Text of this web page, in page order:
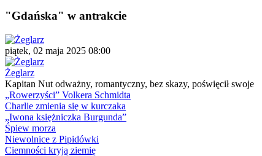
"Gdańska" w antrakcie
piątek, 02 maja 2025 08:00
Żeglarz
Kapitan Nut odważny, romantyczny, bez skazy, poświęcił swoje
„Rowerzyści” Volkera Schmidta
Charlie zmienia się w kurczaka
„Iwona księżniczka Burgunda”
Śpiew morza
Niewolnice z Pipidówki
Ciemności kryją ziemię